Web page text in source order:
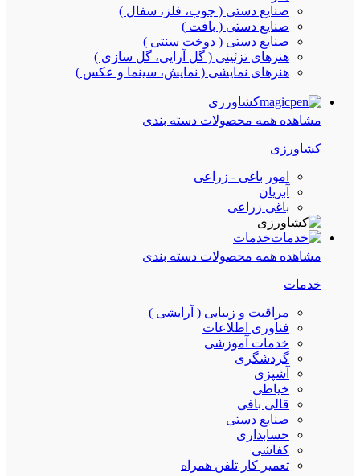
صنایع دستی ( چوب، فلز، سفال )
صنایع دستی ( بافت )
صنایع دستی ( دوخت سنتی )
هنرهای تزئینی ( گل آرایی، گل سازی )
هنرهای نمایشی ( نمایش، سینما و عکس )
کشاورزی
مشاهده همه محصولات دسته بندی
کشاورزی
امور باغی - زراعی
آبزیان
باغی زراعی
خدمات
مشاهده همه محصولات دسته بندی
خدمات
مراقبت و زیبایی ( آرایشی )
فناوری اطلاعات
خدمات آموزشی
گردشگری
آشپزی
خیاطی
قالی بافی
صنایع دستی
حسابداری
کفاشی
تعمیر کار تلفن همراه